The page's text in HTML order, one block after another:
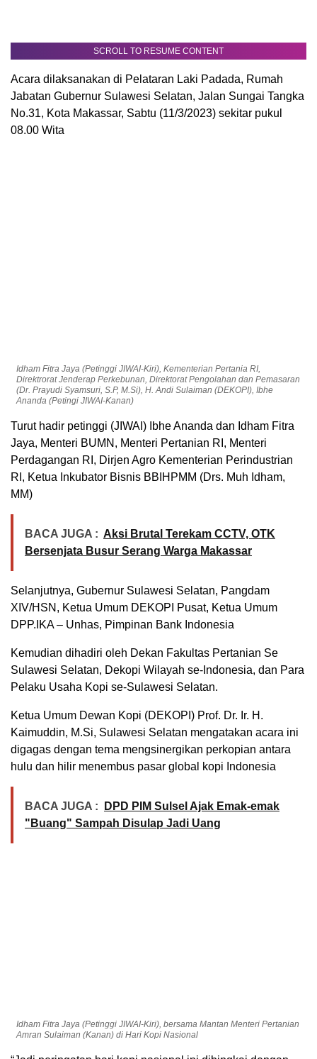
SCROLL TO RESUME CONTENT
Acara dilaksanakan di Pelataran Laki Padada, Rumah
Jabatan Gubernur Sulawesi Selatan, Jalan Sungai Tangka
No.31, Kota Makassar, Sabtu (11/3/2023) sekitar pukul
08.00 Wita
Idham Fitra Jaya (Petinggi JIWAI-Kiri), Kementerian Pertania RI,
Direktrorat Jenderap Perkebunan, Direktorat Pengolahan dan Pemasaran
(Dr. Prayudi Syamsuri, S.P, M.Si), H. Andi Sulaiman (DEKOPI), Ibhe
Ananda (Petingi JIWAI-Kanan)
Turut hadir petinggi (JIWAI) Ibhe Ananda dan Idham Fitra
Jaya, Menteri BUMN, Menteri Pertanian RI, Menteri
Perdagangan RI, Dirjen Agro Kementerian Perindustrian
RI, Ketua Inkubator Bisnis BBIHPMM (Drs. Muh Idham,
MM)
BACA JUGA : Aksi Brutal Terekam CCTV, OTK
Bersenjata Busur Serang Warga Makassar
Selanjutnya, Gubernur Sulawesi Selatan, Pangdam
XIV/HSN, Ketua Umum DEKOPI Pusat, Ketua Umum
DPP.IKA – Unhas, Pimpinan Bank Indonesia
Kemudian dihadiri oleh Dekan Fakultas Pertanian Se
Sulawesi Selatan, Dekopi Wilayah se-Indonesia, dan Para
Pelaku Usaha Kopi se-Sulawesi Selatan.
Ketua Umum Dewan Kopi (DEKOPI) Prof. Dr. Ir. H.
Kaimuddin, M.Si, Sulawesi Selatan mengatakan acara ini
digagas dengan tema mengsinergikan perkopian antara
hulu dan hilir menembus pasar global kopi Indonesia
BACA JUGA :
DPD PIM Sulsel Ajak Emak-emak
"Buang" Sampah Disulap Jadi Uang
Idham Fitra Jaya (Petinggi JIWAI-Kiri), bersama Mantan Menteri Pertanian
Amran Sulaiman (Kanan) di Hari Kopi Nasional